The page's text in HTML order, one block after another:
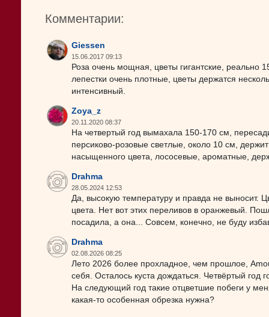
Комментарии:
Giessen
15.06.2017 09:13
Роза очень мощная, цветы гигантские,
лепестки очень плотные, цветы держатся
интенсивный.
Zoya_z
20.11.2020 08:37
На четвертый год вымахала 150-170 см,
персиково-розовые светлые, около 10 см,
насыщенного цвета, лососевые, ароматные,
Drahma
28.05.2024 12:53
Да, высокую температуру и правда не выносит.
цвета. Нет вот этих переливов в оранжевый.
посадила, а она... Совсем, конечно, не буду
Drahma
02.08.2026 08:25
Лето 2026 более прохладное, чем прошлое,
себя. Осталось куста дождаться. Четвёртый год
На следующий год такие отцветшие побеги у
какая-то особенная обрезка нужна?